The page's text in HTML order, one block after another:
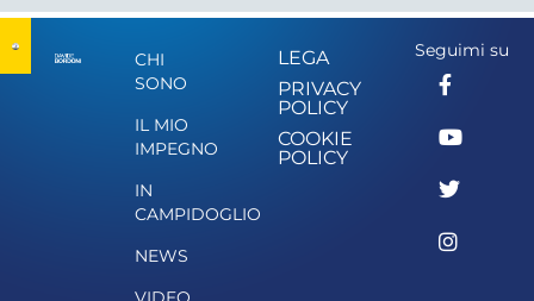
CHI
SONO
IL MIO
IMPEGNO
IN
CAMPIDOGLIO
NEWS
LEGA
PRIVACY
POLICY
COOKIE
POLICY
Seguimi su